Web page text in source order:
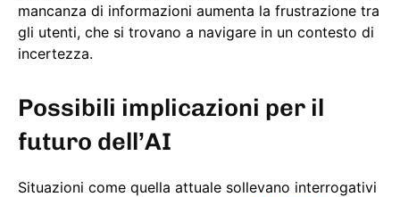
mancanza di informazioni aumenta la frustrazione tra
gli utenti, che si trovano a navigare in un contesto di
incertezza.
Possibili implicazioni per il
futuro dell’AI
Situazioni come quella attuale sollevano interrogativi